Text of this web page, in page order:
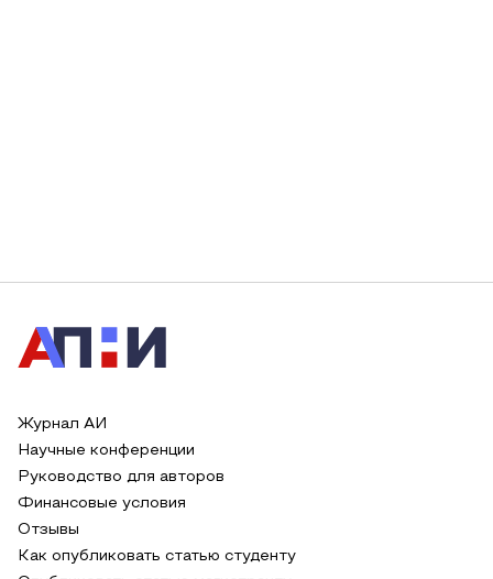
Журнал АИ
Научные конференции
Руководство для авторов
Финансовые условия
Отзывы
Как опубликовать статью студенту